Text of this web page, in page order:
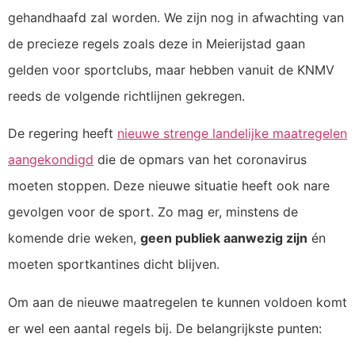
gehandhaafd zal worden. We zijn nog in afwachting van
de precieze regels zoals deze in Meierijstad gaan
gelden voor sportclubs, maar hebben vanuit de KNMV
reeds de volgende richtlijnen gekregen.
De regering heeft nieuwe strenge landelijke maatregelen
aangekondigd die de opmars van het coronavirus
moeten stoppen. Deze nieuwe situatie heeft ook nare
gevolgen voor de sport. Zo mag er, minstens de
komende drie weken, geen publiek aanwezig zijn én
moeten sportkantines dicht blijven.
Om aan de nieuwe maatregelen te kunnen voldoen komt
er wel een aantal regels bij. De belangrijkste punten: